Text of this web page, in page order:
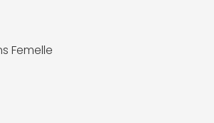
Femelle